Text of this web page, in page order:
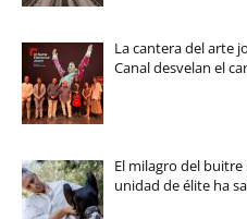
La cantera del arte
Canal desvelan el
El milagro del
unidad de élite ha